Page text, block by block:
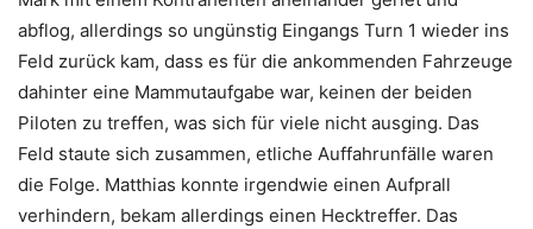
abflog, allerdings so ungünstig Eingangs Turn 1 wieder ins
Feld zurück kam, dass es für die ankommenden Fahrzeuge
dahinter eine Mammutaufgabe war, keinen der beiden
Piloten zu treffen, was sich für viele nicht ausging. Das
Feld staute sich zusammen, etliche Auffahrunfälle waren
die Folge. Matthias konnte irgendwie einen Aufprall
verhindern, bekam allerdings einen Hecktreffer. Das